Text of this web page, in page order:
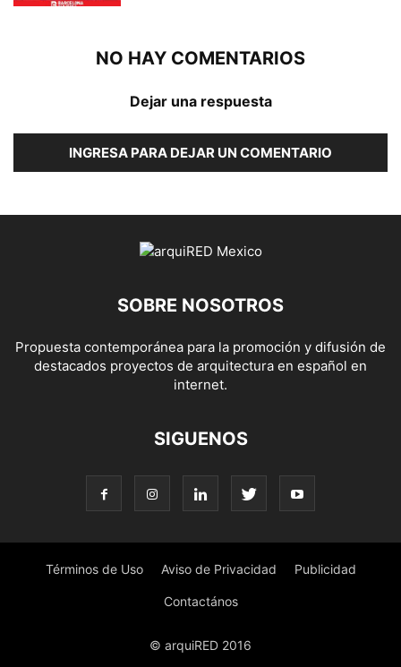
NO HAY COMENTARIOS
Dejar una respuesta
INGRESA PARA DEJAR UN COMENTARIO
SOBRE NOSOTROS
Propuesta contemporánea para la promoción y difusión de
destacados proyectos de arquitectura en español en
internet.
SIGUENOS
Términos de Uso Aviso de Privacidad Publicidad
Contactános
© arquiRED 2016